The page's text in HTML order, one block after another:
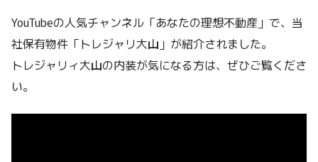
YouTubeの人気チャンネル「あなたの理想不動産」で、当
社保有物件「トレジャリ大山」が紹介されました。
トレジャリィ大山の内装が気になる方は、ぜひご覧くださ
い。